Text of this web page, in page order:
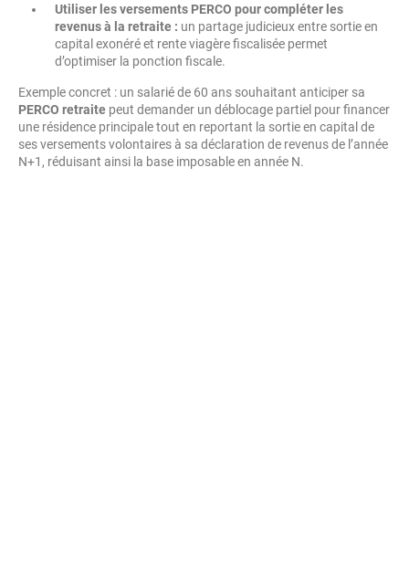
Utiliser les versements PERCO pour compléter les
revenus à la retraite : un partage judicieux entre sortie en
capital exonéré et rente viagère fiscalisée permet
d’optimiser la ponction fiscale.
Exemple concret : un salarié de 60 ans souhaitant anticiper sa
PERCO retraite peut demander un déblocage partiel pour financer
une résidence principale tout en reportant la sortie en capital de
ses versements volontaires à sa déclaration de revenus de l’année
N+1, réduisant ainsi la base imposable en année N.